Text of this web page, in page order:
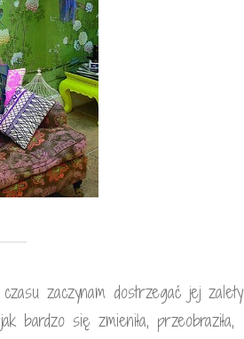
zaczynam dostrzegać jej zalety
bardzo się zmieniła, przeobraziła,